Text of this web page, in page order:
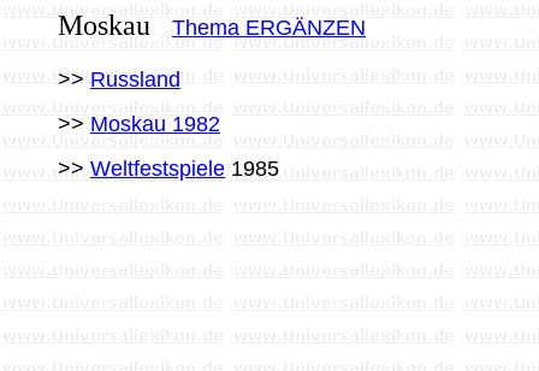
Moskau Thema ERGÄNZEN
>> Russland
>> Moskau 1982
>> Weltfestspiele 1985